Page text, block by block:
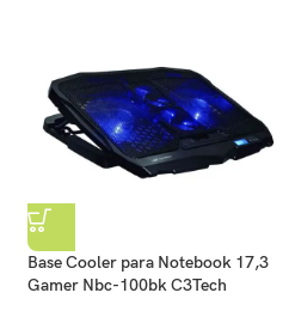
Base Cooler para Notebook 17,3
Gamer Nbc-100bk C3Tech